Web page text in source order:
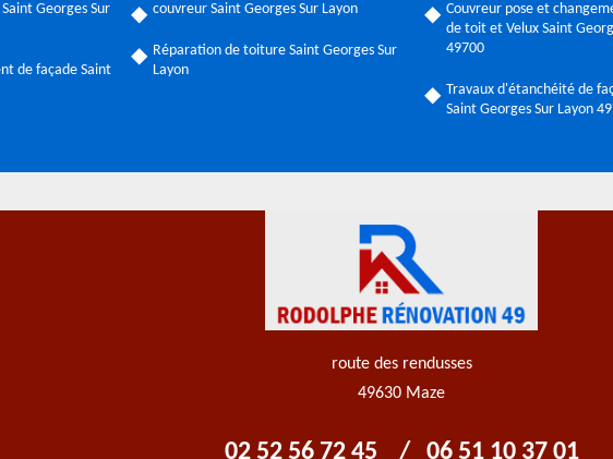
Georges Sur
de façade Saint
couvreur Saint Georges Sur Layon
Réparation de toiture Saint Georges Sur
Layon
Couvreur pose et
de toit et Velux Saint
49700
Travaux d'étanchéité de
Saint Georges Sur Layon
route des rendusses
49630 Maze
02 52 56 72 45 / 06 51 10 37 01